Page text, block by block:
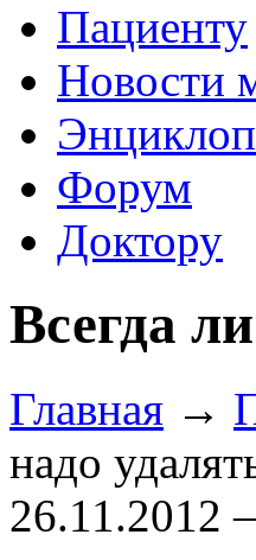
Пациенту
Новости
Форум
Доктору
Всегда
Главная →
надо
26.11.2012